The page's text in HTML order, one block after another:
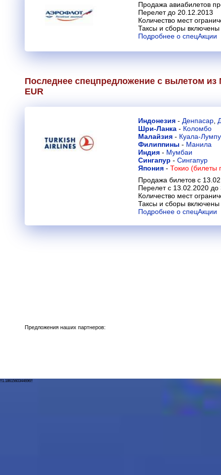
Продажа авиабилетов
Перелет до 20.12.2013
Количество мест
Таксы и сборы включены
Подробнее о спецАкции
Последнее спецпредложение с вылетом из
EUR
Индонезия - Денпасар
Шри-Ланка - Коломбо
Малайзия - Куала-
Филиппины - Манила
Индия - Мумбаи
Сингапур - Сингапур
Япония - Токио (билеты
Продажа билетов с
Перелет с 13.02.2020 до
Количество мест
Таксы и сборы включены
Подробнее о спецАкции
Предложения наших партнеров:
!!1.1861560344696!!